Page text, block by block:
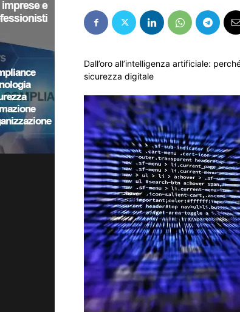
Dall’oro all’intelligenza artificiale:
sicurezza digitale